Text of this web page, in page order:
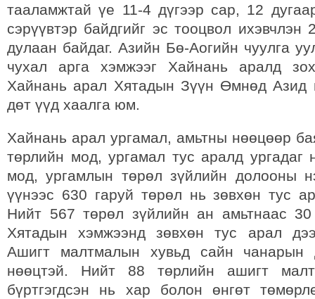
тааламжтай үе 11-4 дүгээр сар, 12
сэрүүвтэр байдгийг эс тооцвол
дулаан байдаг. Азийн Бө-Аогийн чуулга
чухал арга хэмжээг Хайнань аралд
Хайнань арал Хятадын Зүүн Өмнөд Азид
дөт үүд хаалга юм.
Хайнань арал ургамал, амьтны нөөцөөр
төрлийн мод, ургамал тус аралд ургадаг
мод, ургамлын төрөл зүйлийн долооны
үүнээс 630 гаруй төрөл нь зөвхөн тус
Нийт 567 төрөл зүйлийн ан амьтнаас
Хятадын хэмжээнд зөвхөн тус арал
Ашигт малтмалын хувьд сайн чанарын
нөөцтэй. Нийт 88 төрлийн ашигт
бүртгэгдсэн нь хар болон өнгөт